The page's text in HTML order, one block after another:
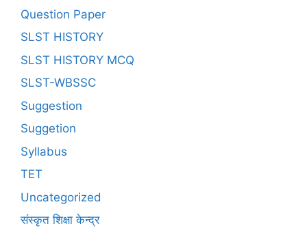
Question Paper
SLST HISTORY
SLST HISTORY MCQ
SLST-WBSSC
Suggestion
Suggetion
Syllabus
TET
Uncategorized
संस्कृत शिक्षा केन्द्र